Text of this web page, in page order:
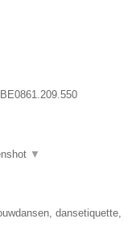
BE0861.209.550
▼
dansetiquette,